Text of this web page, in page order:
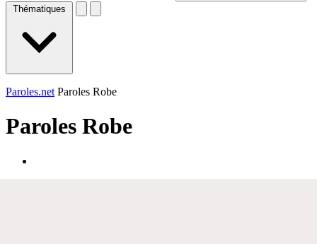
Thématiques
Paroles.net Paroles Robe
Paroles Robe